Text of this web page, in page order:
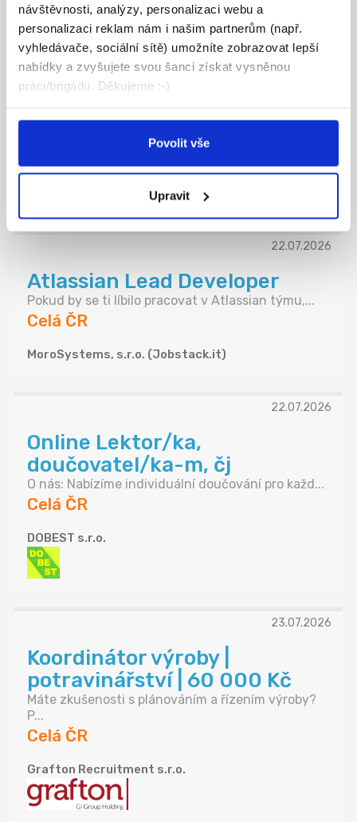
návštěvnosti, analýzy, personalizaci webu a
personalizaci reklam nám i našim partnerům (např.
vyhledávače, sociální sítě) umožníte zobrazovat lepší
nabídky a zvyšujete svou šanci získat vysněnou
práci/brigádu. Děkujeme :-)
Povolit vše
Upravit
22.07.2026
BI / DWH analyst & developer
Do našeho BI týmu hledáme BI/DWH konzultanta
AMBICA, s.r.o. (Jobstack.it)
22.07.2026
Atlassian Lead Developer
Pokud by se ti líbilo pracovat v Atlassian týmu,...
Celá ČR
MoroSystems, s.r.o. (Jobstack.it)
22.07.2026
Online Lektor/ka,
doučovatel/ka-m, čj
O nás: Nabízíme individuální doučování pro každ...
Celá ČR
DOBEST s.r.o.
23.07.2026
Koordinátor výroby |
potravinářství | 60 000 Kč
Máte zkušenosti s plánováním a řízením výroby?
P...
Celá ČR
Grafton Recruitment s.r.o.